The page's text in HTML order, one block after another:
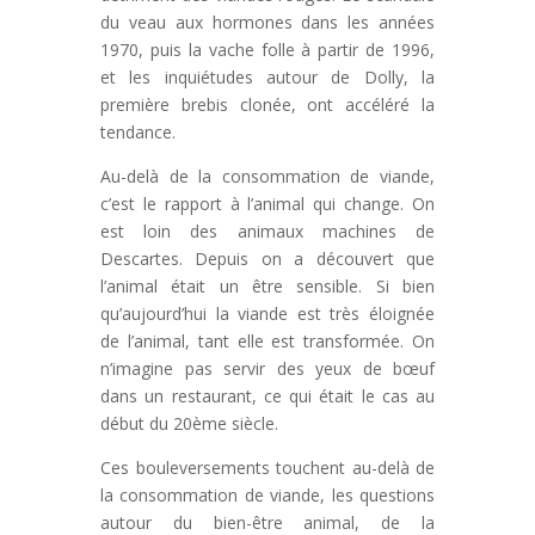
du veau aux hormones dans les années
1970, puis la vache folle à partir de 1996,
et les inquiétudes autour de Dolly, la
première brebis clonée, ont accéléré la
tendance.
Au-delà de la consommation de viande,
c’est le rapport à l’animal qui change. On
est loin des animaux machines de
Descartes. Depuis on a découvert que
l’animal était un être sensible. Si bien
qu’aujourd’hui la viande est très éloignée
de l’animal, tant elle est transformée. On
n’imagine pas servir des yeux de bœuf
dans un restaurant, ce qui était le cas au
début du 20ème siècle.
Ces bouleversements touchent au-delà de
la consommation de viande, les questions
autour du bien-être animal, de la